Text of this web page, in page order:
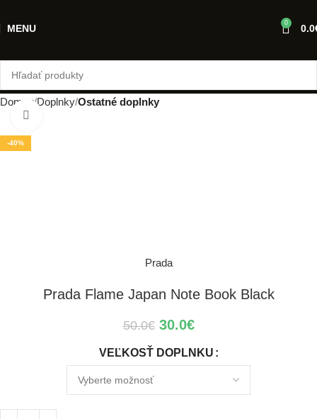
MENU 0 0.0
Domov Doplnky Ostatné doplnky
-40%
Prada
Prada Flame Japan Note Book Black
50.0€ 30.0€
VEĽKOSŤ DOPLNKU